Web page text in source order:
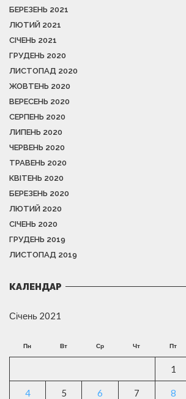
БЕРЕЗЕНЬ 2021
ЛЮТИЙ 2021
СІЧЕНЬ 2021
ГРУДЕНЬ 2020
ЛИСТОПАД 2020
ЖОВТЕНЬ 2020
ВЕРЕСЕНЬ 2020
СЕРПЕНЬ 2020
ЛИПЕНЬ 2020
ЧЕРВЕНЬ 2020
ТРАВЕНЬ 2020
КВІТЕНЬ 2020
БЕРЕЗЕНЬ 2020
ЛЮТИЙ 2020
СІЧЕНЬ 2020
ГРУДЕНЬ 2019
ЛИСТОПАД 2019
КАЛЕНДАР
Січень 2021
Пн Вт Ср Чт Пт
1
4 5 6 7 8